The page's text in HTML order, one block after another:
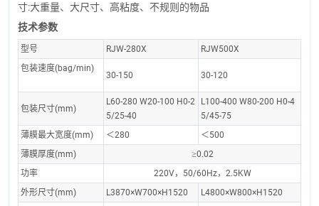
寸:大重量、大尺寸、高粘度、不规则的物品
技术参数
型号 RJW-280X
RJW500X
包装速度(bag/min)
30-150 30-120
包装尺寸(mm)
L60-280 W20-100 H0-2
5/25-40
L100-400 W80-200 H0-4
5/45-75
薄膜最大宽度(mm)
＜280
＜500
薄膜厚度(mm)
≥0.02
功率
220V，50/60Hz，2.5KW
外形尺寸(mm)
L3870×W700×H1520 L4800×W800×H1520